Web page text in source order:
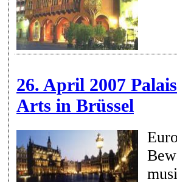
26. April 2007
Arts in Brüssel